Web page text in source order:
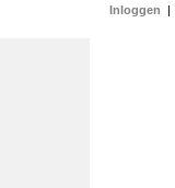
Inloggen |